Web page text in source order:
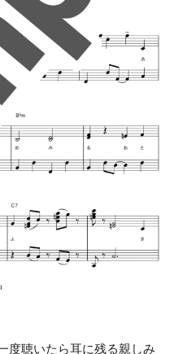
度聴いたら耳に残る親しみ